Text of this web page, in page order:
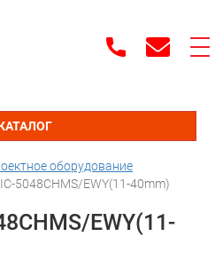
оборудование
5048CHMS/EWY(11-40mm)
EWY(11-